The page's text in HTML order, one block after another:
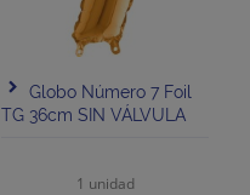
Globo Número 7 Foil
TG 36cm SIN VÁLVULA
1 unidad